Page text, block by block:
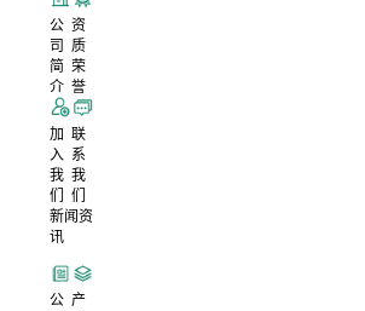
公
司
简
介
资
质
荣
誉
加
入
我
们
联
系
我
们
新闻资
讯
公 产